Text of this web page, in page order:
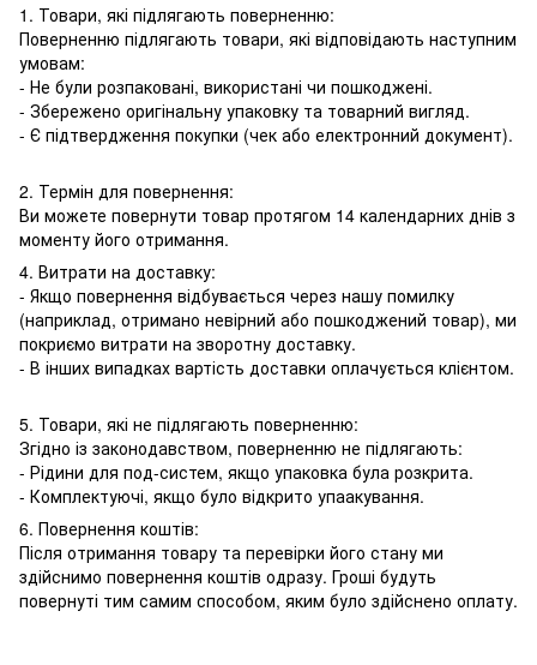
1. Товари, які підлягають поверненню:
Поверненню підлягають товари, які відповідають наступним
умовам:
- Не були розпаковані, використані чи пошкоджені.
- Збережено оригінальну упаковку та товарний вигляд.
- Є підтвердження покупки (чек або електронний документ).
2. Термін для повернення:
Ви можете повернути товар протягом 14 календарних днів з
моменту його отримання.
4. Витрати на доставку:
- Якщо повернення відбувається через нашу помилку
(наприклад, отримано невірний або пошкоджений товар), ми
покриємо витрати на зворотну доставку.
- В інших випадках вартість доставки оплачується клієнтом.
5. Товари, які не підлягають поверненню:
Згідно із законодавством, поверненню не підлягають:
- Рідини для под-систем, якщо упаковка була розкрита.
- Комплектуючі, якщо було відкрито упаакування.
6. Повернення коштів:
Після отримання товару та перевірки його стану ми
здійснимо повернення коштів одразу. Гроші будуть
повернуті тим самим способом, яким було здійснено оплату.